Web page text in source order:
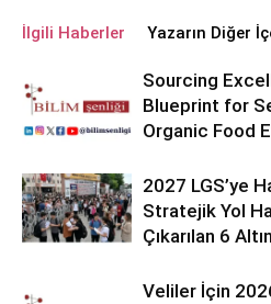
İlgili Haberler Yazarın Diğer
Sourcing
Blueprint for
Organic Food
2027 LGS’ye
Stratejik Yol
Çıkarılan 6
Veliler İçin